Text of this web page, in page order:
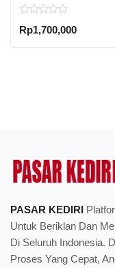
Rp1,700,000
PASAR KEDIRI
Untuk Beriklan Dan
Di Seluruh Indonesia.
Proses Yang Cepat,